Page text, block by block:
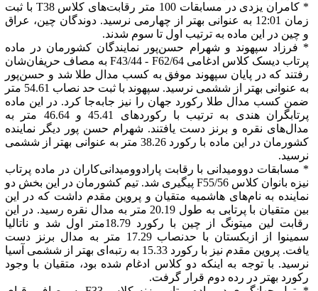
* کامران یزدی در مسابقات 100 متر رقابت‌های کلاس T38 با ثبت
زمان 12:01 به عنوانی بهتر از چهارمی نرسید. دوندگان چین، عراق
و چین در این ماده به ترتیب اول تا سوم شدند.
* فرزاد سپهوند و شهرام حسن‌پور نمایندگان کشورمان در ماده
پرتاب دیسک کلاس ادغامی F43/44 - F62/64 به مصاف حریفان‌شان
رفتند که در پایان سپهوند موفق به کسب مدال طلا شد و حسن‌پور
به عنوانی بهتر از ششمی نرسید. سپهوند با ثبت حد نصاب 54.61 متر
ضمن کسب مدال طلا رکورد جهان را نیز جا‌به‌جا کرد. در این ماده
پرتابگران هندی به ترتیب با رکوردهای 45.41 و 46.64 متر به
مدال‌های نقره و برنز دست یافتند. شهرام حسن پور دیگر نماینده
کشورمان در این ماده با رکورد 38.26 متر به عنوانی بهتر از ششمی
نرسید.
* مسابقات دوومیدانی با رقابت پارادوومیدانی‌کاران در ماده پرتاب
نیزه بانوان کلاس F55/56 پیگیری شد. تیم کشورمان در این بخش دو
نماینده به نام‌های هاشمیه متقیان و پروین مقدم داشت که در این
بین متقیان با پرتابی به طول 20.19 متر به مدال نقره رسید. در این
رقابت لین میتونگ از چین با رکورد 18.79متر اول شد و ناتالیا
سمینوا از ازبکستان با حدنصاب 17.29 متر به مدال برنز دست
یافت. پروین مقدم نیز با رکورد 15.33 به رتبه‌ای بهتر از ششمی آسیا
نرسید. با توجه به اینکه دو کلاس ادغام شده بود، متقیان با وجود
رکورد بهتر در رده دوم قرار گرفت.